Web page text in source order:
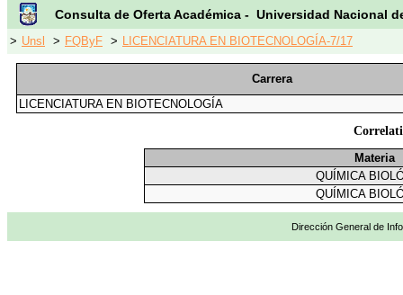
Consulta de Oferta Académica - Universidad Nacional
> Unsl > FQByF > LICENCIATURA EN BIOTECNOLOGÍA-7/17
Carrera
LICENCIATURA EN BIOTECNOLOGÍA
Materia
QUÍMICA
QUÍMICA
Dirección General de